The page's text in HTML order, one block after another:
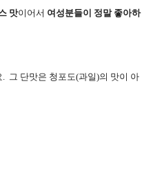
맛이어서 여성분들이 정말 좋아하
. 그 단맛은 청포도(과일)의 맛이 아